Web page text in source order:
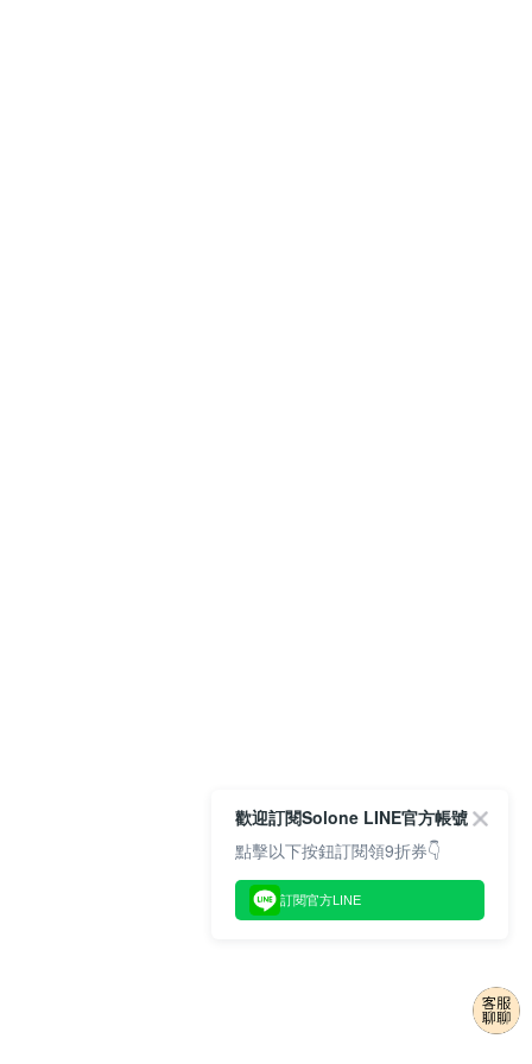
歡迎訂閱Solone LINE官方帳號
點擊以下按鈕訂閱領9折券👇
訂閱官方LINE